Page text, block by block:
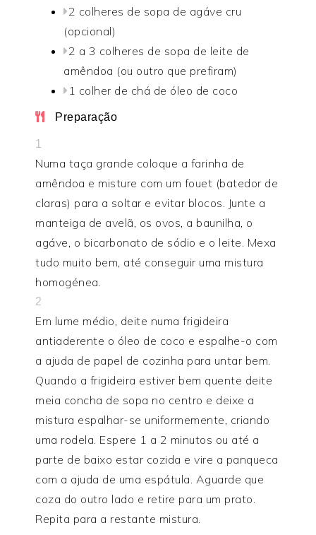
2 colheres de sopa de agáve cru
(opcional)
2 a 3 colheres de sopa de leite de
amêndoa (ou outro que prefiram)
1 colher de chá de óleo de coco
Preparação
1
Numa taça grande coloque a farinha de
amêndoa e misture com um fouet (batedor de
claras) para a soltar e evitar blocos. Junte a
manteiga de avelã, os ovos, a baunilha, o
agáve, o bicarbonato de sódio e o leite. Mexa
tudo muito bem, até conseguir uma mistura
homogénea.
2
Em lume médio, deite numa frigideira
antiaderente o óleo de coco e espalhe-o com
a ajuda de papel de cozinha para untar bem.
Quando a frigideira estiver bem quente deite
meia concha de sopa no centro e deixe a
mistura espalhar-se uniformemente, criando
uma rodela. Espere 1 a 2 minutos ou até a
parte de baixo estar cozida e vire a panqueca
com a ajuda de uma espátula. Aguarde que
coza do outro lado e retire para um prato.
Repita para a restante mistura.